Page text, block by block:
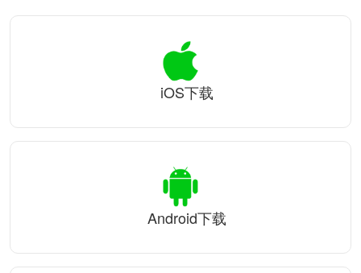
iOS下载
Android下载